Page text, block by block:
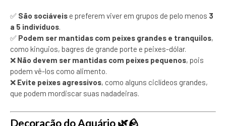
✅ São sociáveise preferem viver em grupos de pelo menos 3
a 5 indivíduos.
✅ Podem ser mantidas com peixes grandes e tranquilos,
como kinguios, bagres de grande porte e peixes-dólar.
❌ Não devem ser mantidas com peixes pequenos, pois
podem vê-los como alimento.
❌ Evite peixes agressivos, como alguns ciclídeos grandes,
que podem mordiscar suas nadadeiras.
Decoração do Aquário 🌿🪨